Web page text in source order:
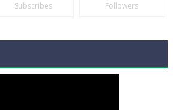
Subscribes Followers